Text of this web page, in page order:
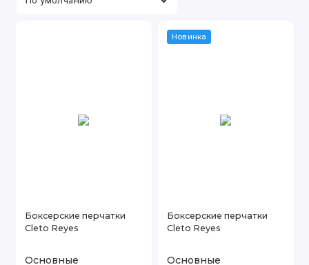
Боксерские перчатки
Cleto Reyes
Основные
Новинка
Боксерские перчатки
Cleto Reyes
Основные